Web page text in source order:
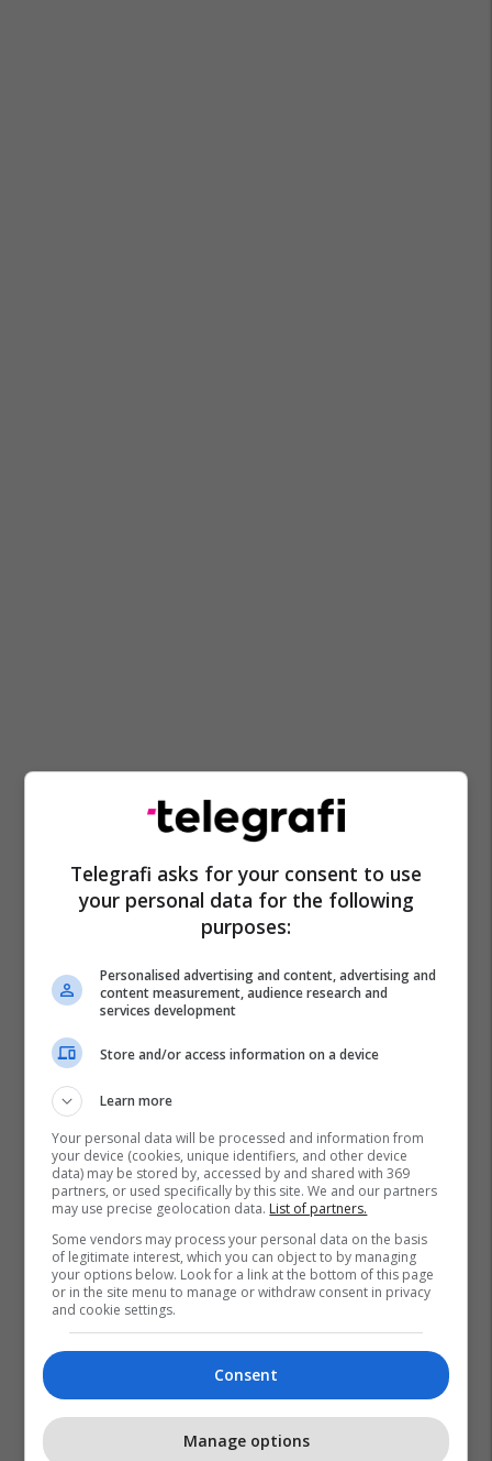
Sulmi Terrorist Në Munih
Naim Zabërgja
Telegrafi asks for your consent to use
your personal data for the following
purposes:
Personalised advertising and content, advertising and
content measurement, audience research and
services development
Store and/or access information on a device
Learn more
Your personal data will be processed and information from
your device (cookies, unique identifiers, and other device
data) may be stored by, accessed by and shared with 369
partners, or used specifically by this site. We and our partners
may use precise geolocation data. List of partners.
Some vendors may process your personal data on the basis
of legitimate interest, which you can object to by managing
your options below. Look for a link at the bottom of this page
or in the site menu to manage or withdraw consent in privacy
and cookie settings.
Consent
Manage options